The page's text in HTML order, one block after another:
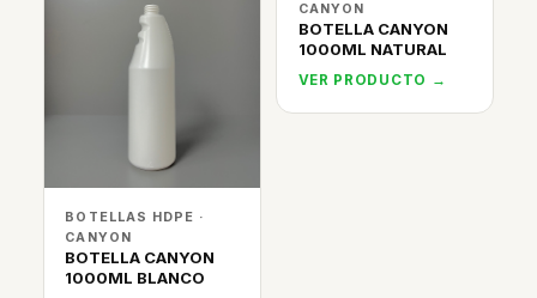
BOTELLAS HDPE ·
CANYON
BOTELLA CANYON
1000ML BLANCO
CANYON
BOTELLA CANYON
1000ML NATURAL
VER PRODUCTO →